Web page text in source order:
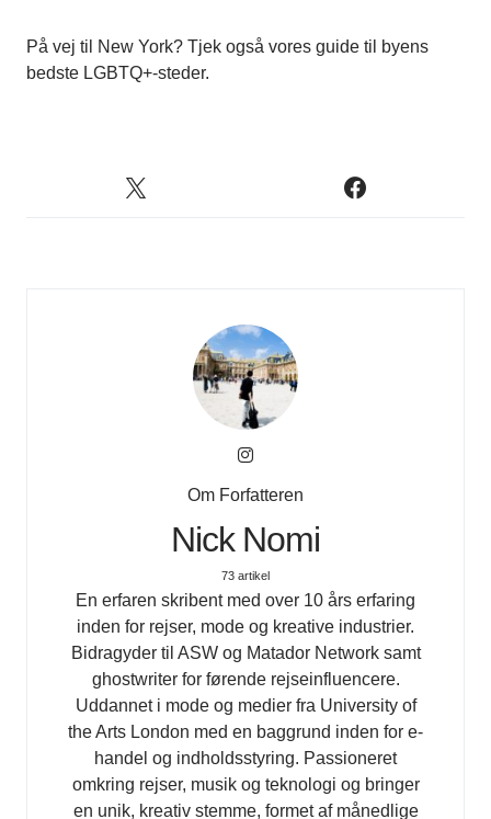
På vej til New York? Tjek også vores guide til byens
bedste LGBTQ+-steder.
Om Forfatteren
Nick Nomi
73 artikel
En erfaren skribent med over 10 års erfaring
inden for rejser, mode og kreative industrier.
Bidragyder til ASW og Matador Network samt
ghostwriter for førende rejseinfluencere.
Uddannet i mode og medier fra University of
the Arts London med en baggrund inden for e-
handel og indholdsstyring. Passioneret
omkring rejser, musik og teknologi og bringer
en unik, kreativ stemme, formet af månedlige